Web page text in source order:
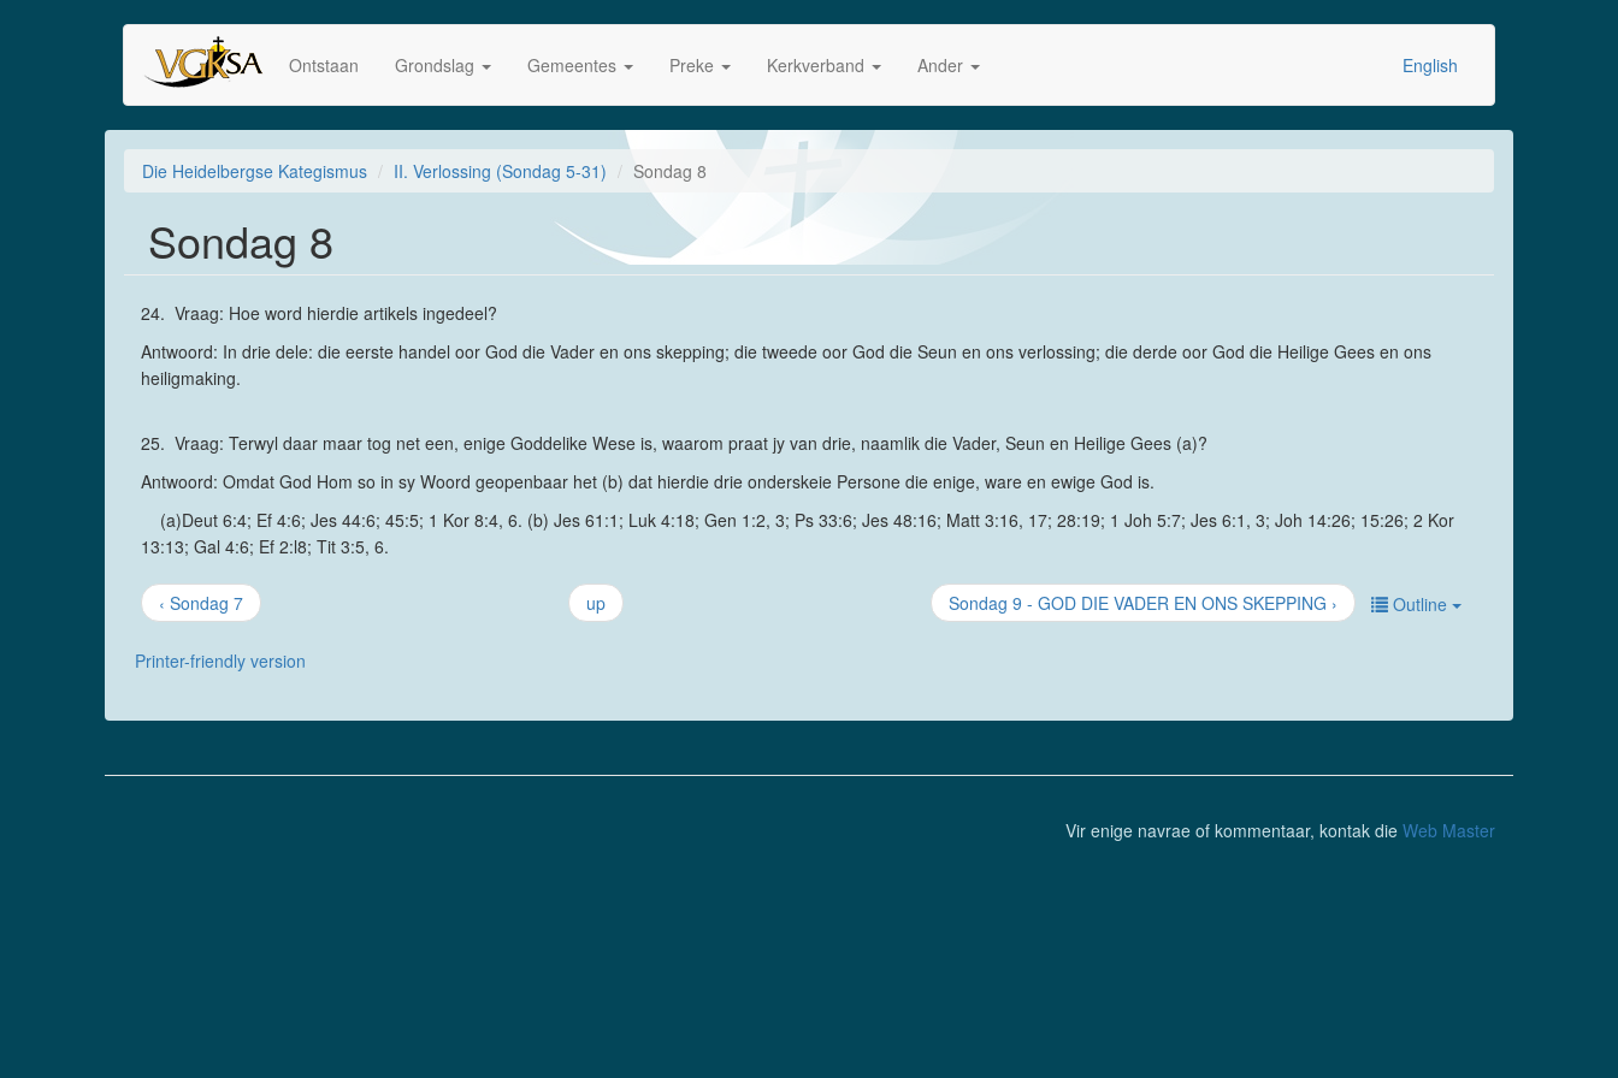
Ontstaan Grondslag Gemeentes Preke Kerkverband Ander English
Die Heidelbergse Kategismus II. Verlossing (Sondag 5-31) Sondag 8
Sondag 8
24. Vraag: Hoe word hierdie artikels ingedeel?
Antwoord: In drie dele: die eerste handel oor God die Vader en ons skepping; die tweede oor God die Seun en ons verlossing; die derde oor God die Heilige Gees en ons
heiligmaking.
25. Vraag: Terwyl daar maar tog net een, enige Goddelike Wese is, waarom praat jy van drie, naamlik die Vader, Seun en Heilige Gees (a)?
Antwoord: Omdat God Hom so in sy Woord geopenbaar het (b) dat hierdie drie onderskeie Persone die enige, ware en ewige God is.
(a)Deut 6:4; Ef 4:6; Jes 44:6; 45:5; 1 Kor 8:4, 6. (b) Jes 61:1; Luk 4:18; Gen 1:2, 3; Ps 33:6; Jes 48:16; Matt 3:16, 17; 28:19; 1 Joh 5:7; Jes 6:1, 3; Joh 14:26; 15:26; 2 Kor
13:13; Gal 4:6; Ef 2:l8; Tit 3:5, 6.
Outline
‹ Sondag 7 up Sondag 9 - GOD DIE VADER EN ONS SKEPPING ›
Printer-friendly version
Vir enige navrae of kommentaar, kontak die Web Master